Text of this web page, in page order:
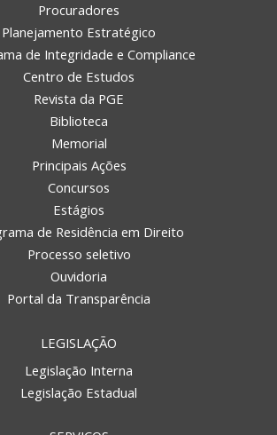
Procuradores
Planejamento Estratégico
de Integridade e Compliance
Centro de Estudos
Revista da PGE
Biblioteca
Memorial
Principais Ações
Concursos
Estágios
de Residência em Direito
Processo seletivo
Ouvidoria
Portal da Transparência
LEGISLAÇÃO
Legislação Interna
Legislação Estadual